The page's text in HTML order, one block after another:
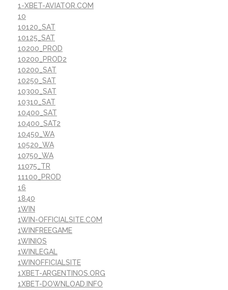
1-XBET-AVIATOR.COM
10
10120_SAT
10125_SAT
10200_PROD
10200_PROD2
10200_SAT
10250_SAT
10300_SAT
10310_SAT
10400_SAT
10400_SAT2
10450_WA
10520_WA
10750_WA
11075_TR
11100_PROD
16
1840
1WIN
1WIN-OFFICIALSITE.COM
1WINFREEGAME
1WINIOS
1WINLEGAL
1WINOFFICIALSITE
1XBET-ARGENTINOS.ORG
1XBET-DOWNLOAD.INFO